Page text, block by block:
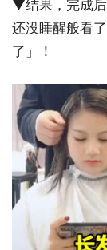
▼结果，完成
还没睡醒般看
了」！